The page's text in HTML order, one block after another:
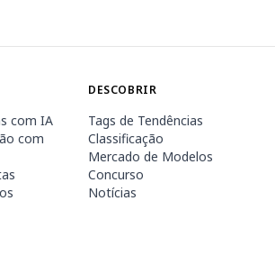
com IA
com
DESCOBRIR
Tags de Tendências
Classificação
Mercado de Modelos
Concurso
Notícias